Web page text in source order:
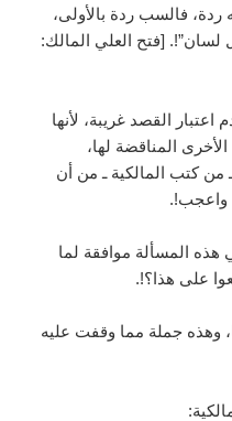
فالسب ردة بالأولى،
لسان”!. [فتح العلي المالك:
القصد غريبة، لأنها
المناقضة لها،
من كتب المالكية ـ من أن
واعجب!.
هذه المسألة موافقة لما
على هذا؟!.
وهذه جملة مما وقفت عليه